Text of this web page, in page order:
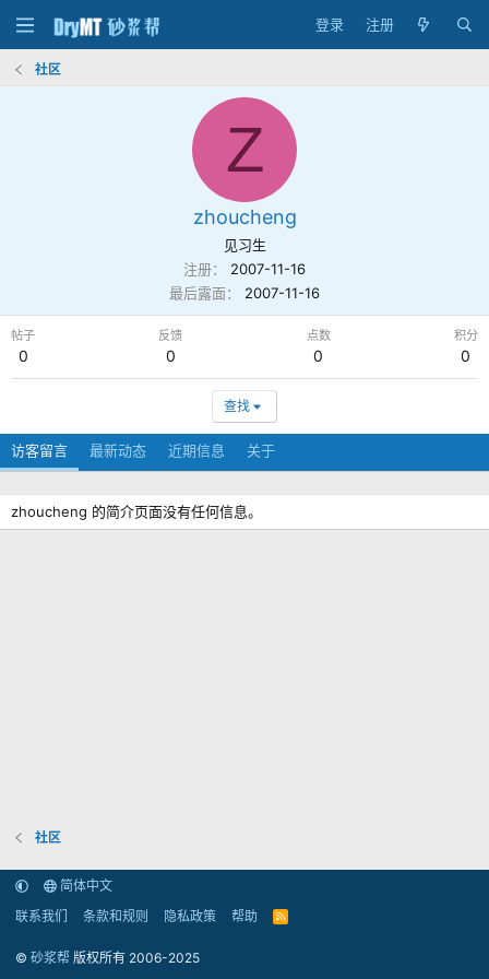
登录 注册
社区
Z
zhoucheng
见习生
注册
2007-11-16
最后露面
2007-11-16
帖子
0
反馈
0
点数
0
积分
0
查找
访客留言 最新动态 近期信息 关于
zhoucheng 的简介页面没有任何信息。
社区
简体中文
联系我们
条款和规则 隐私政策 帮助
R
© 砂浆帮 版权所有 2006-2025